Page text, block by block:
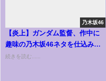
乃木坂46
【炎上】ガンダム監督、作中に
趣味の乃木坂46ネタを仕込みま
くって大炎上・・・【ガンダム
続きを読む......